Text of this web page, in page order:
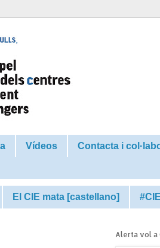
Vídeos Contacta i
El CIE mata [castellano]
Alerta vol a